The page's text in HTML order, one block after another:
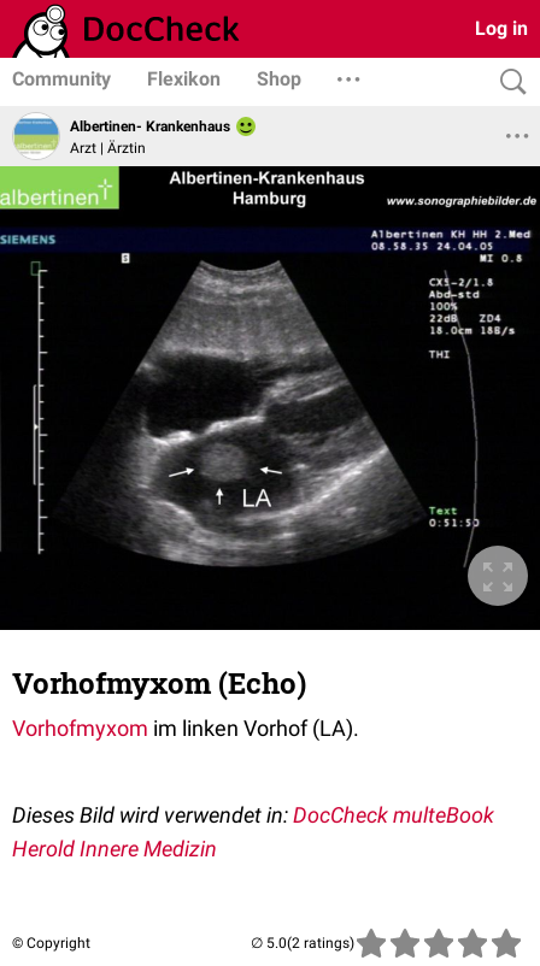
Log in
Community Flexikon Shop
Albertinen- Krankenhaus
Arzt | Ärztin
Vorhofmyxom (Echo)
Vorhofmyxom im linken Vorhof (LA).
Dieses Bild wird verwendet in:DocCheck multeBook
Herold Innere Medizin
© Copyright (2 ratings)